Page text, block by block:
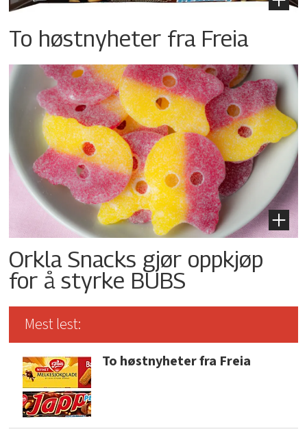
To høstnyheter fra Freia
Orkla Snacks gjør oppkjøp
for å styrke BUBS
Mest lest:
To høstnyheter fra Freia